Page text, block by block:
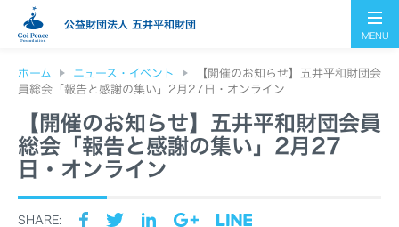
公益財団法人 五井平和財団
MENU
ホーム ニュース・イベント
【開催のお知らせ】五井平和財団会
員総会「報告と感謝の集い」2月27日・オンライン
【開催のお知らせ】五井平和財団会員
総会「報告と感謝の集い」2月27
日・オンライン
SHARE: